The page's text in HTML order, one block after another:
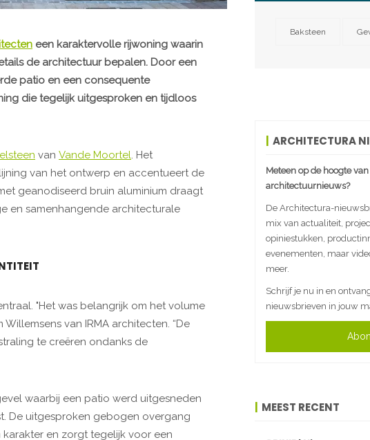
een karaktervolle rijwoning waarin
de architectuur bepalen. Door een
patio en een consequente
die tegelijk uitgesproken en tijdloos
van Vande Moortel. Het
van het ontwerp en accentueert de
geanodiseerd bruin aluminium draagt
en samenhangende architecturale
"Het was belangrijk om het volume
van IRMA architecten. “De
te creëren ondanks de
waarbij een patio werd uitgesneden
De uitgesproken gebogen overgang
en zorgt tegelijk voor een
Baksteen
ARCHITECTURA
Meteen op de hoogte
architectuurnieuws?
De Architectura-
mix van actualiteit,
opiniestukken,
evenementen, maar
meer.
Schrijf je nu in en
nieuwsbrieven in jouw
MEEST RECENT